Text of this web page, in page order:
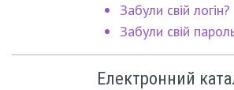
Забули свій логін?
Забули свій
Електронний